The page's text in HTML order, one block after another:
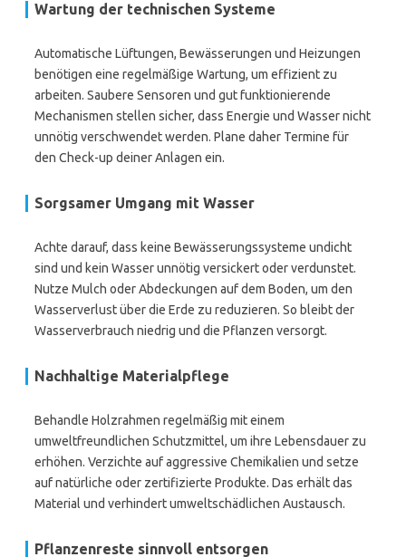
Wartung der technischen Systeme
Automatische Lüftungen, Bewässerungen und Heizungen
benötigen eine regelmäßige Wartung, um effizient zu
arbeiten. Saubere Sensoren und gut funktionierende
Mechanismen stellen sicher, dass Energie und Wasser nicht
unnötig verschwendet werden. Plane daher Termine für
den Check-up deiner Anlagen ein.
Sorgsamer Umgang mit Wasser
Achte darauf, dass keine Bewässerungssysteme undicht
sind und kein Wasser unnötig versickert oder verdunstet.
Nutze Mulch oder Abdeckungen auf dem Boden, um den
Wasserverlust über die Erde zu reduzieren. So bleibt der
Wasserverbrauch niedrig und die Pflanzen versorgt.
Nachhaltige Materialpflege
Behandle Holzrahmen regelmäßig mit einem
umweltfreundlichen Schutzmittel, um ihre Lebensdauer zu
erhöhen. Verzichte auf aggressive Chemikalien und setze
auf natürliche oder zertifizierte Produkte. Das erhält das
Material und verhindert umweltschädlichen Austausch.
Pflanzenreste sinnvoll entsorgen